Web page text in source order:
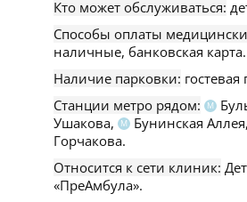
Кто может обслуживаться:
Способы оплаты
наличные, банковская карта.
Наличие парковки: гостевая
Станции метро рядом:
М
Ушакова,
М Бунинская Аллея,
Горчакова.
Относится к сети клиник:
«ПреАмбула».